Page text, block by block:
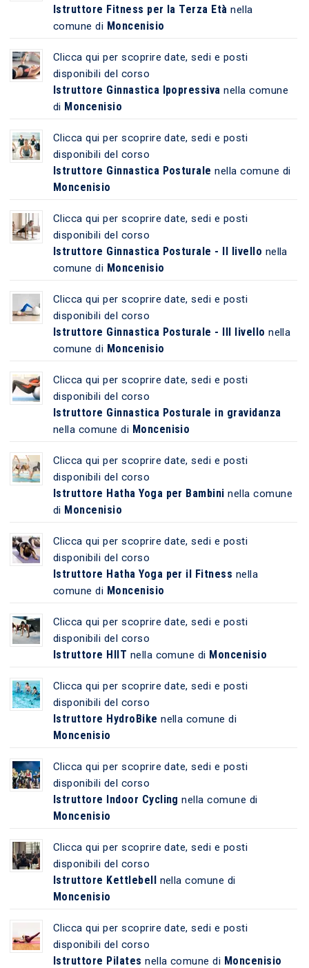
Istruttore Fitness per la Terza Età nella
comune di Moncenisio
Clicca qui per scoprire date, sedi e posti
disponibili del corso
Istruttore Ginnastica Ipopressiva nella comune
di Moncenisio
Clicca qui per scoprire date, sedi e posti
disponibili del corso
Istruttore Ginnastica Posturale nella comune di
Moncenisio
Clicca qui per scoprire date, sedi e posti
disponibili del corso
Istruttore Ginnastica Posturale - II livello nella
comune di Moncenisio
Clicca qui per scoprire date, sedi e posti
disponibili del corso
Istruttore Ginnastica Posturale - III livello nella
comune di Moncenisio
Clicca qui per scoprire date, sedi e posti
disponibili del corso
Istruttore Ginnastica Posturale in gravidanza
nella comune di Moncenisio
Clicca qui per scoprire date, sedi e posti
disponibili del corso
Istruttore Hatha Yoga per Bambini nella comune
di Moncenisio
Clicca qui per scoprire date, sedi e posti
disponibili del corso
Istruttore Hatha Yoga per il Fitness nella
comune di Moncenisio
Clicca qui per scoprire date, sedi e posti
disponibili del corso
Istruttore HIIT nella comune di Moncenisio
Clicca qui per scoprire date, sedi e posti
disponibili del corso
Istruttore HydroBike nella comune di
Moncenisio
Clicca qui per scoprire date, sedi e posti
disponibili del corso
Istruttore Indoor Cycling nella comune di
Moncenisio
Clicca qui per scoprire date, sedi e posti
disponibili del corso
Istruttore Kettlebell nella comune di
Moncenisio
Clicca qui per scoprire date, sedi e posti
disponibili del corso
Istruttore Pilates nella comune di Moncenisio